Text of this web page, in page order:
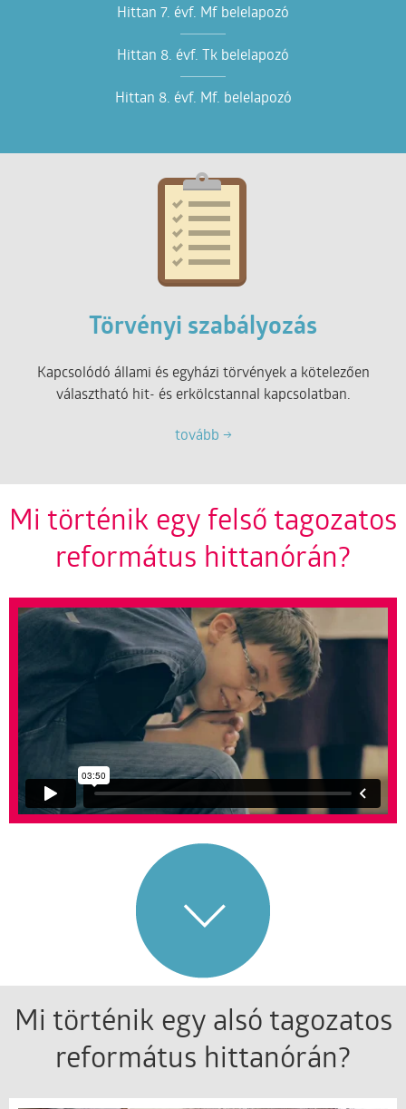
Hittan 7. évf. Mf belelapozó
Hittan 8. évf. Tk belelapozó
Hittan 8. évf. Mf. belelapozó
Törvényi szabályozás
Kapcsolódó állami és egyházi törvények a kötelezően
választható hit- és erkölcstannal kapcsolatban.
tovább →
Mi történik egy felső tagozatos
református hittanórán?
Mi történik egy alsó tagozatos
református hittanórán?